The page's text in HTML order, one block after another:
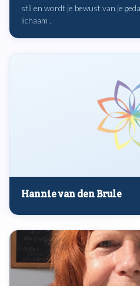
stil en wordt je bewust van je
lichaam .
Hannie van den Brule